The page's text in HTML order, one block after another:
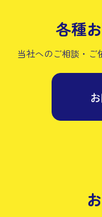
各種
当社へのご相談・ご